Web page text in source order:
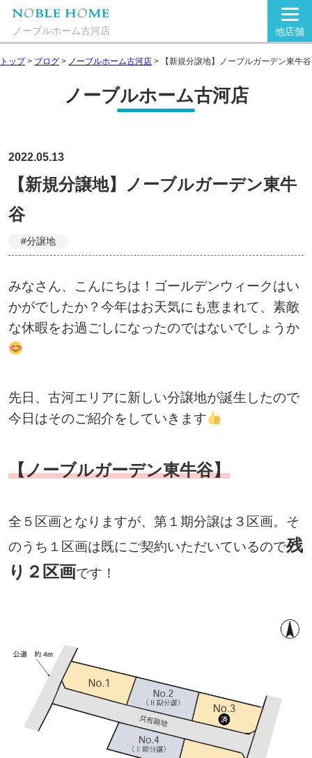
ノーブルホーム古河店 他店舗
トップ> ブログ > ノーブルホーム古河店 > 【新規分譲地】ノーブルガーデン東牛谷
ノーブルホーム古河店
2022.05.13
【新規分譲地】ノーブルガーデン東牛
谷
#分譲地
みなさん、こんにちは！ゴールデンウィークはい
かがでしたか？今年はお天気にも恵まれて、素敵
な休暇をお過ごしになったのではないでしょうか
先日、古河エリアに新しい分譲地が誕生したので
今日はそのご紹介をしていきます
【ノーブルガーデン東牛谷】
全５区画となりますが、第１期分譲は３区画。そ
のうち１区画は既にご契約いただいているので残
り２区画です！